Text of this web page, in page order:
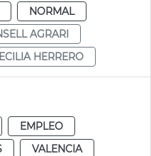
NORMAL
AGRARI
HERRERO
EMPLEO
VALENCIA